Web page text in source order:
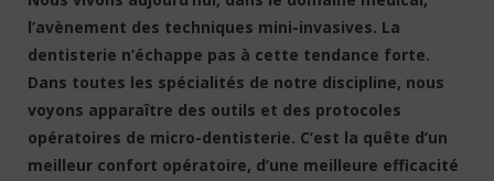
l’avènement des techniques mini-invasives. La
dentisterie n’échappe pas à cette tendance forte.
Dans toutes les spécialités de notre discipline, nous
voyons apparaître des outils et des protocoles
opératoires de micro-dentisterie. C’est la quête d’un
meilleur confort opératoire, d’une meilleure efficacité